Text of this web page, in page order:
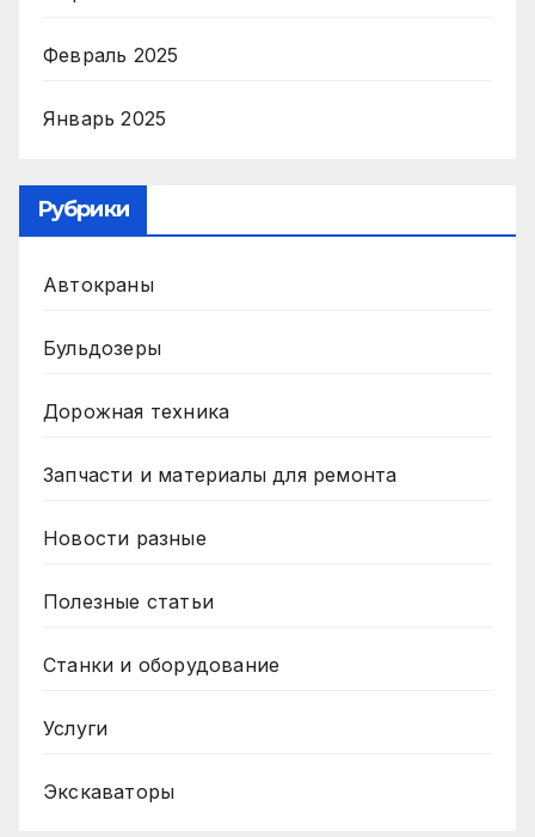
Февраль 2025
Январь 2025
Рубрики
Автокраны
Бульдозеры
Дорожная техника
Запчасти и материалы для ремонта
Новости разные
Полезные статьи
Станки и оборудование
Услуги
Экскаваторы